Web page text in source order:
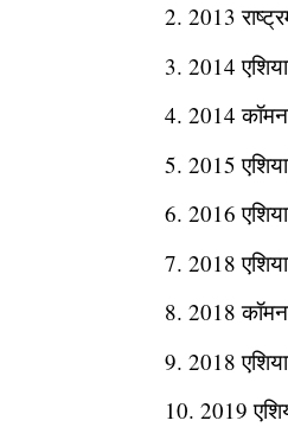
2013
2014
2014
2015
2016
2018
2018
2018
2019